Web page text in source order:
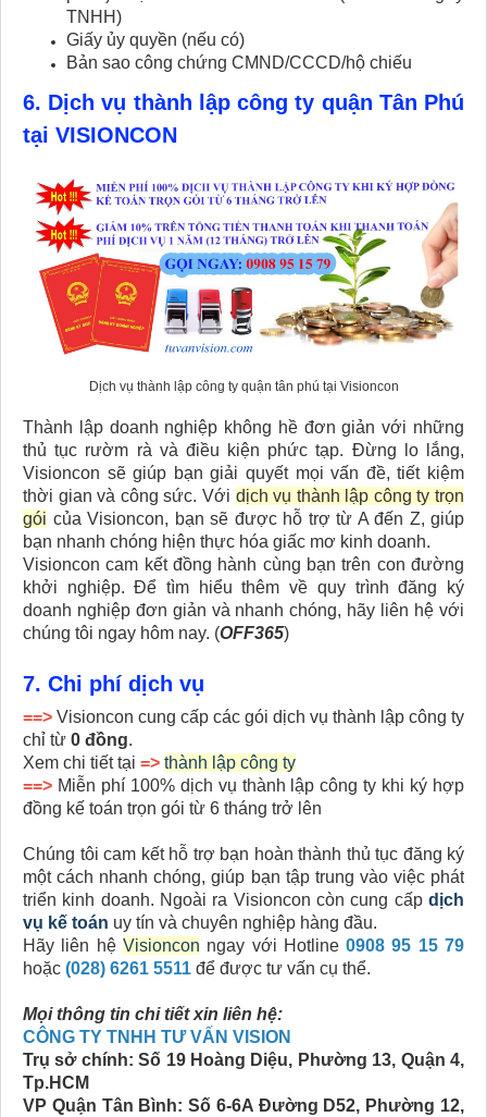
TNHH)
Giấy ủy quyền (nếu có)
Bản sao công chứng CMND/CCCD/hộ chiếu
6. Dịch vụ thành lập công ty quận Tân Phú
tại VISIONCON
Dịch vụ thành lập công ty quận tân phú tại Visioncon
Thành lập doanh nghiệp không hề đơn giản với những
thủ tục rườm rà và điều kiện phức tạp. Đừng lo lắng,
Visioncon sẽ giúp bạn giải quyết mọi vấn đề, tiết kiệm
thời gian và công sức. Với dịch vụ thành lập công ty trọn
gói của Visioncon, bạn sẽ được hỗ trợ từ A đến Z, giúp
bạn nhanh chóng hiện thực hóa giấc mơ kinh doanh.
Visioncon cam kết đồng hành cùng bạn trên con đường
khởi nghiệp. Để tìm hiểu thêm về quy trình đăng ký
doanh nghiệp đơn giản và nhanh chóng, hãy liên hệ với
chúng tôi ngay hôm nay. (OFF365)
7. Chi phí dịch vụ
==> Visioncon cung cấp các gói dịch vụ thành lập công ty
chỉ từ 0 đồng.
Xem chi tiết tại => thành lập công ty
==> Miễn phí 100% dịch vụ thành lập công ty khi ký hợp
đồng kế toán trọn gói từ 6 tháng trở lên
Chúng tôi cam kết hỗ trợ bạn hoàn thành thủ tục đăng ký
một cách nhanh chóng, giúp bạn tập trung vào việc phát
triển kinh doanh. Ngoài ra Visioncon còn cung cấp dịch
vụ kế toán uy tín và chuyên nghiệp hàng đầu.
Hãy liên hệ Visioncon ngay với Hotline0908 95 15 79
hoặc (028) 6261 5511 để được tư vấn cụ thể.
Mọi thông tin chi tiết xin liên hệ:
CÔNG TY TNHH TƯ VẤN VISION
Trụ sở chính: Số 19 Hoàng Diệu, Phường 13, Quận 4,
Tp.HCM
VP Quận Tân Bình: Số 6-6A Đường D52, Phường 12,